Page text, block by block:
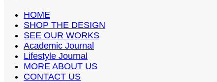
HOME
SHOP THE DESIGN
SEE OUR WORKS
Academic Journal
Lifestyle Journal
MORE ABOUT US
CONTACT US